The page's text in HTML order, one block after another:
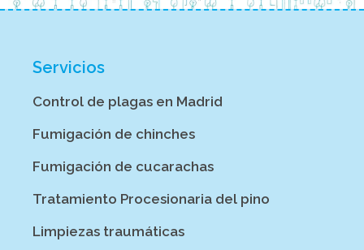
Servicios
Control de plagas en Madrid
Fumigación de chinches
Fumigación de cucarachas
Tratamiento Procesionaria del pino
Limpiezas traumáticas